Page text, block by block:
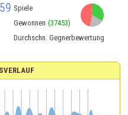
Spiele
Gewonnen (37453)
Durchschn. Gegnerbewertung